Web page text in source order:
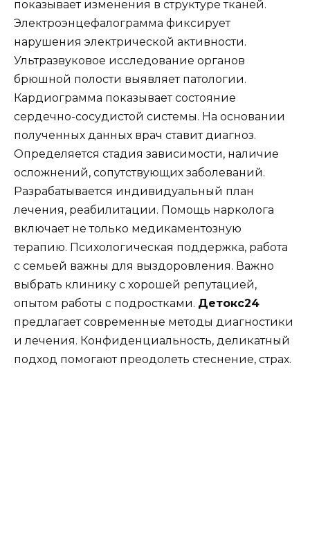
показывает изменения в структуре тканей.
Электроэнцефалограмма фиксирует
нарушения электрической активности.
Ультразвуковое исследование органов
брюшной полости выявляет патологии.
Кардиограмма показывает состояние
сердечно-сосудистой системы. На основании
полученных данных врач ставит диагноз.
Определяется стадия зависимости, наличие
осложнений, сопутствующих заболеваний.
Разрабатывается индивидуальный план
лечения, реабилитации. Помощь нарколога
включает не только медикаментозную
терапию. Психологическая поддержка, работа
с семьей важны для выздоровления. Важно
выбрать клинику с хорошей репутацией,
опытом работы с подростками. Детокс24
предлагает современные методы диагностики
и лечения. Конфиденциальность, деликатный
подход помогают преодолеть стеснение, страх.